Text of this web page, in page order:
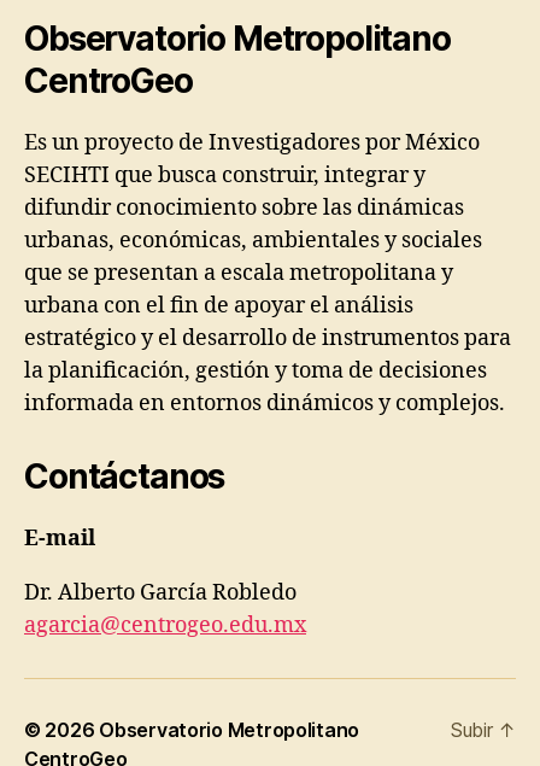
Observatorio Metropolitano
CentroGeo
Es un proyecto de Investigadores por México
SECIHTI que busca construir, integrar y
difundir conocimiento sobre las dinámicas
urbanas, económicas, ambientales y sociales
que se presentan a escala metropolitana y
urbana con el fin de apoyar el análisis
estratégico y el desarrollo de instrumentos para
la planificación, gestión y toma de decisiones
informada en entornos dinámicos y complejos.
Contáctanos
E-mail
Dr. Alberto García Robledo
agarcia@centrogeo.edu.mx
© 2026 Observatorio Metropolitano
CentroGeo
Subir ↑